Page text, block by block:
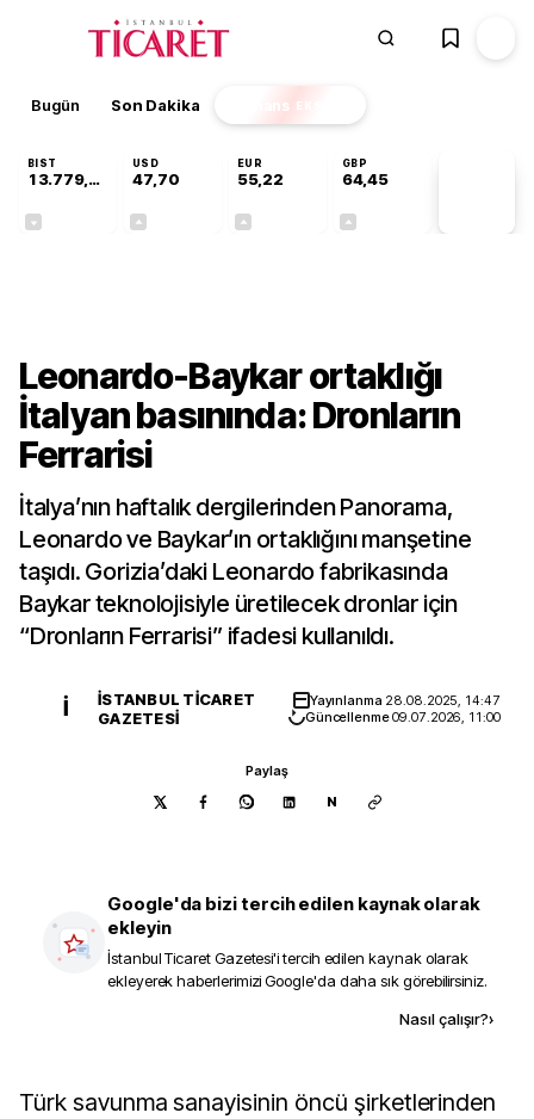
Bugün Son Dakika Finans EKSTRA
BIST
13.779,39
USD
47,70
EUR
55,22
GBP
64,45
Leonardo-Baykar ortaklığı
İtalyan basınında: Dronların
Ferrarisi
İtalya’nın haftalık dergilerinden Panorama,
Leonardo ve Baykar’ın ortaklığını manşetine
taşıdı. Gorizia’daki Leonardo fabrikasında
Baykar teknolojisiyle üretilecek dronlar için
“Dronların Ferrarisi” ifadesi kullanıldı.
İ
İSTANBUL TICARET
GAZETESI
Yayınlanma 28.08.2025, 14:47
Güncellenme09.07.2026, 11:00
Paylaş
N
Google'da bizi tercih edilen kaynak olarak
ekleyin
İstanbul Ticaret Gazetesi'i tercih edilen kaynak olarak
ekleyerek haberlerimizi Google'da daha sık görebilirsiniz.
Nasıl çalışır?›
Türk savunma sanayisinin öncü şirketlerinden